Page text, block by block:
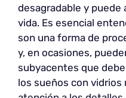
desagradable y
vida. Es esencial
son una forma de
y, en ocasiones,
subyacentes que
los sueños con